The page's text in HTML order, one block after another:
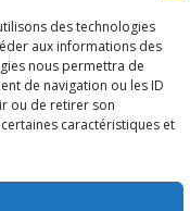
des technologies
aux informations des
nous permettra de
de navigation ou les ID
ou de retirer son
caractéristiques et
(SAACE)
indicateurs